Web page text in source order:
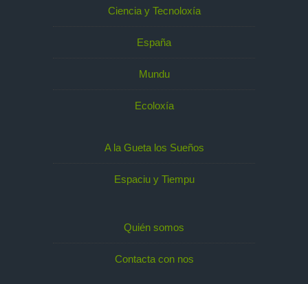
Ciencia y Tecnoloxía
España
Mundu
Ecoloxía
A la Gueta los Sueños
Espaciu y Tiempu
Quién somos
Contacta con nos